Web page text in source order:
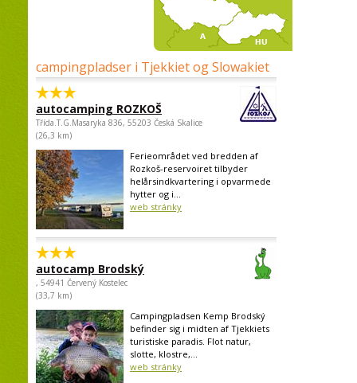
campingpladser i Tjekkiet og Slowakiet
autocamping ROZKOŠ
Třída.T.G.Masaryka 836, 55203 Česká Skalice
(26,3 km)
Ferieområdet ved bredden af
Rozkoš-reservoiret tilbyder
helårsindkvartering i opvarmede
hytter og i...
web stránky
autocamp Brodský
, 54941 Červený Kostelec
(33,7 km)
Campingpladsen Kemp Brodský
befinder sig i midten af Tjekkiets
turistiske paradis. Flot natur,
slotte, klostre,...
web stránky